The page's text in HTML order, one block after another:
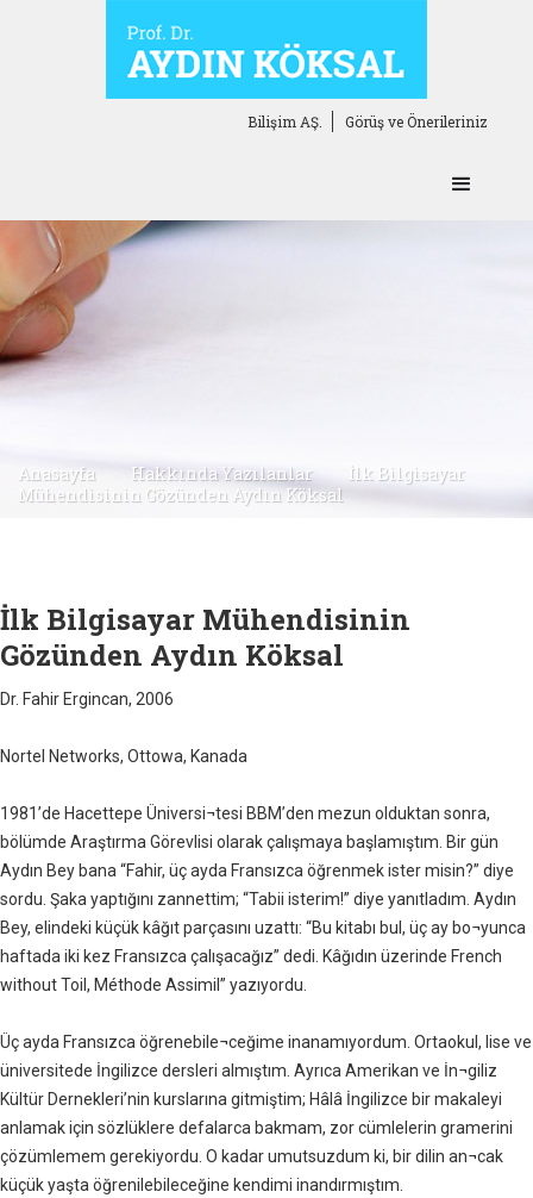
Görüş ve Önerileriniz
Bilişim AŞ.
Anasayfa Hakkında Yazılanlar
İlk Bilgisayar
Mühendisinin Gözünden Aydın Köksal
İlk Bilgisayar Mühendisinin
Gözünden Aydın Köksal
Dr. Fahir Ergincan, 2006
Nortel Networks, Ottowa, Kanada
1981’de Hacettepe Üniversi¬tesi BBM’den mezun olduktan sonra,
bölümde Araştırma Görevlisi olarak çalışmaya başlamıştım. Bir gün
Aydın Bey bana “Fahir, üç ayda Fransızca öğrenmek ister misin?” diye
sordu. Şaka yaptığını zannettim; “Tabii isterim!” diye yanıtladım. Aydın
Bey, elindeki küçük kâğıt parçasını uzattı: “Bu kitabı bul, üç ay bo¬yunca
haftada iki kez Fransızca çalışacağız” dedi. Kâğıdın üzerinde French
without Toil, Méthode Assimil” yazıyordu.
Üç ayda Fransızca öğrenebile¬ceğime inanamıyordum. Ortaokul, lise ve
üniversitede İngilizce dersleri almıştım. Ayrıca Amerikan ve İn¬giliz
Kültür Dernekleri’nin kurslarına gitmiştim; Hâlâ İngilizce bir makaleyi
anlamak için sözlüklere defalarca bakmam, zor cümlelerin gramerini
çözümlemem gerekiyordu. O kadar umutsuzdum ki, bir dilin an¬cak
küçük yaşta öğrenilebileceğine kendimi inandırmıştım.